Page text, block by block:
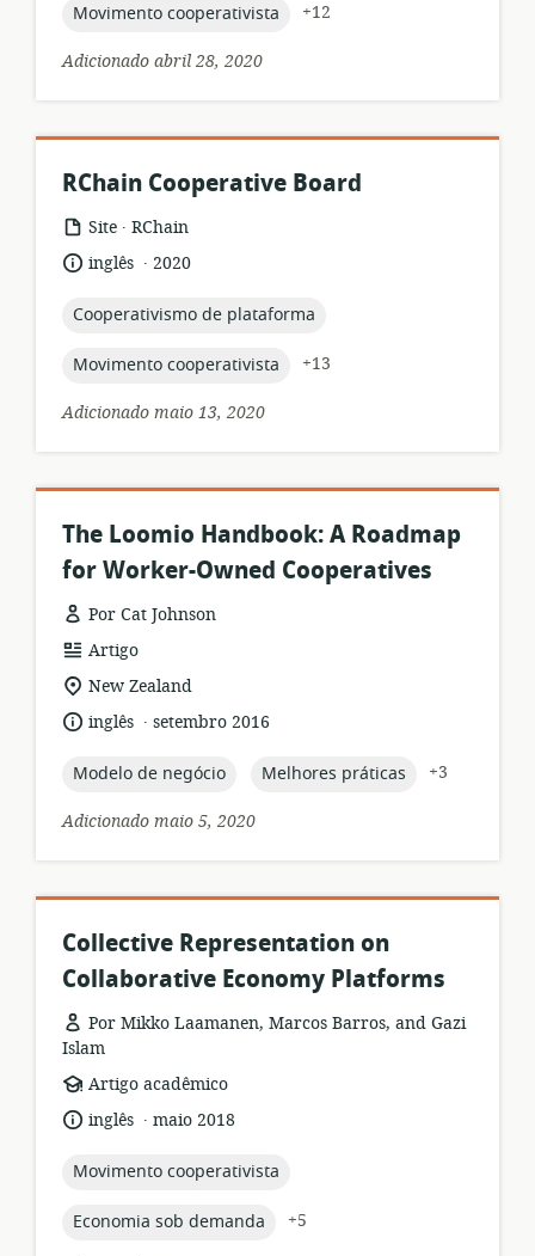
topic:
Movimento cooperativista
+12
Adicionado abril 28, 2020
RChain Cooperative Board
formato
de
recurso:
Site .
Editor:RChain
idioma:
inglês .
data
publicação:
2020
topic:
Cooperativismo de plataforma
topic:
Movimento cooperativista
+13
Adicionado maio 13, 2020
The Loomio Handbook: A Roadmap
for Worker-Owned Cooperatives
Por Cat Johnson
formato
de
recurso:
Artigo
local
de
relevância:
New Zealand
idioma:
inglês .
data
publicação:
setembro 2016
topic:
Modelo de negócio topic:
Melhores práticas
+3
Adicionado maio 5, 2020
Collective Representation on
Collaborative Economy Platforms
Por Mikko Laamanen, Marcos Barros, and Gazi
Islam
formato
de
recurso:
Artigo acadêmico
idioma:
inglês .
data
publicação:
maio 2018
topic:
Movimento cooperativista
topic:
Economia sob demanda
+5